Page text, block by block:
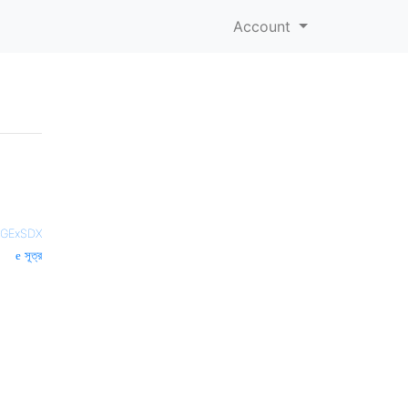
Account
সূত্র